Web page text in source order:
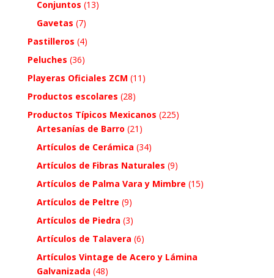
Conjuntos (13)
Gavetas (7)
Pastilleros (4)
Peluches (36)
Playeras Oficiales ZCM (11)
Productos escolares (28)
Productos Típicos Mexicanos (225)
Artesanías de Barro (21)
Artículos de Cerámica (34)
Artículos de Fibras Naturales (9)
Artículos de Palma Vara y Mimbre (15)
Artículos de Peltre (9)
Artículos de Piedra (3)
Artículos de Talavera (6)
Artículos Vintage de Acero y Lámina
Galvanizada (48)